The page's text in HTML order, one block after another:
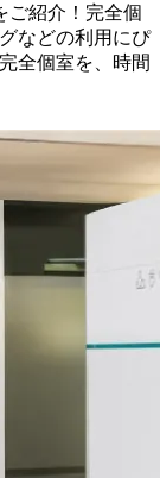
ご紹介！完全個
などの利用にぴ
全個室を、時間